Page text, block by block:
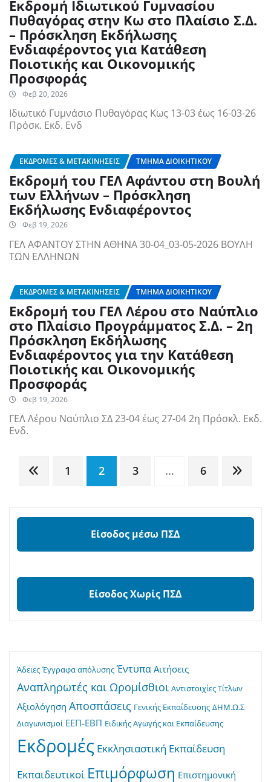
Εκδρομή Ιδιωτικού Γυμνασίου
Πυθαγόρας στην Κω στο Πλαίσιο Σ.Δ.
– Πρόσκληση Εκδήλωσης
Ενδιαφέροντος για Κατάθεση
Ποιοτικής και Οικονομικής
Προσφοράς
Φεβ 20, 2026
Ιδιωτικό Γυμνάσιο Πυθαγόρας Κως 13-03 έως 16-03-26
Πρόσκ. Εκδ. Ενδ
ΕΚΔΡΟΜΈΣ & ΜΕΤΑΚΙΝΉΣΕΙΣ ΤΜΉΜΑ ΔΙΟΙΚΗΤΙΚΟΎ
Εκδρομή του ΓΕΛ Αφάντου στη Βουλή
των Ελλήνων – Πρόσκληση
Εκδήλωσης Ενδιαφέροντος
Φεβ 19, 2026
ΓΕΛ ΑΦΑΝΤΟΥ ΣΤΗΝ ΑΘΗΝΑ 30-04_03-05-2026 ΒΟΥΛΗ
ΤΩΝ ΕΛΛΗΝΩΝ
ΕΚΔΡΟΜΈΣ & ΜΕΤΑΚΙΝΉΣΕΙΣ ΤΜΉΜΑ ΔΙΟΙΚΗΤΙΚΟΎ
Εκδρομή του ΓΕΛ Λέρου στο Ναύπλιο
στο Πλαίσιο Προγράμματος Σ.Δ. – 2η
Πρόσκληση Εκδήλωσης
Ενδιαφέροντος για την Κατάθεση
Ποιοτικής και Οικονομικής
Προσφοράς
Φεβ 19, 2026
ΓΕΛ Λέρου Ναύπλιο ΣΔ 23-04 έως 27-04 2η Πρόσκλ. Εκδ.
Ενδ.
Σελιδοποίηση
άρθρων
1 2 3 … 6
Είσοδος μέσω ΠΣΔ
Είσοδος Χωρίς ΠΣΔ
Άδειες Έγγραφα απόλυσης Έντυπα Αιτήσεις
Αναπληρωτές και Ωρομίσθιοι Αντιστοιχίες Τίτλων
Αξιολόγηση Αποσπάσεις Γενικής Εκπαίδευσης ΔΗΜ.Ω.Σ
Διαγωνισμοί ΕΕΠ-ΕΒΠ Ειδικής Αγωγής και Εκπαίδευσης
Εκδρομές Εκκλησιαστική Εκπαίδευση
Εκπαιδευτικοί Επιμόρφωση Επιστημονική